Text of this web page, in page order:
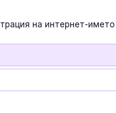
на интернет-